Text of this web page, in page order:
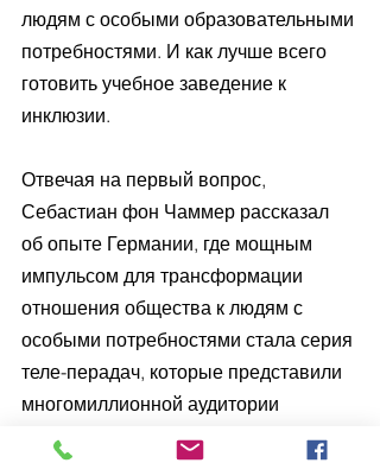
людям с особыми образовательными
потребностями. И как лучше всего
готовить учебное заведение к
инклюзии.
Отвечая на первый вопрос,
Себастиан фон Чаммер рассказал
об опыте Германии, где мощным
импульсом для трансформации
отношения общества к людям с
особыми потребностями стала серия
теле-перадач, которые представили
многомиллионной аудитории
конкретные лица и судьбы таких